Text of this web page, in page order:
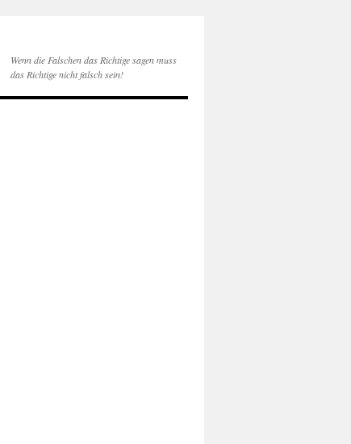
Wenn die Falschen das Richtige sagen muss
das Richtige nicht falsch sein!